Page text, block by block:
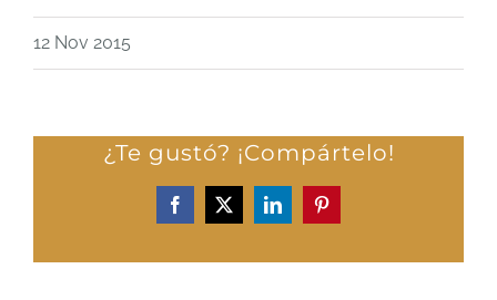
12 Nov 2015
¿Te gustó? ¡Compártelo!
Facebook
X LinkedInPinterest